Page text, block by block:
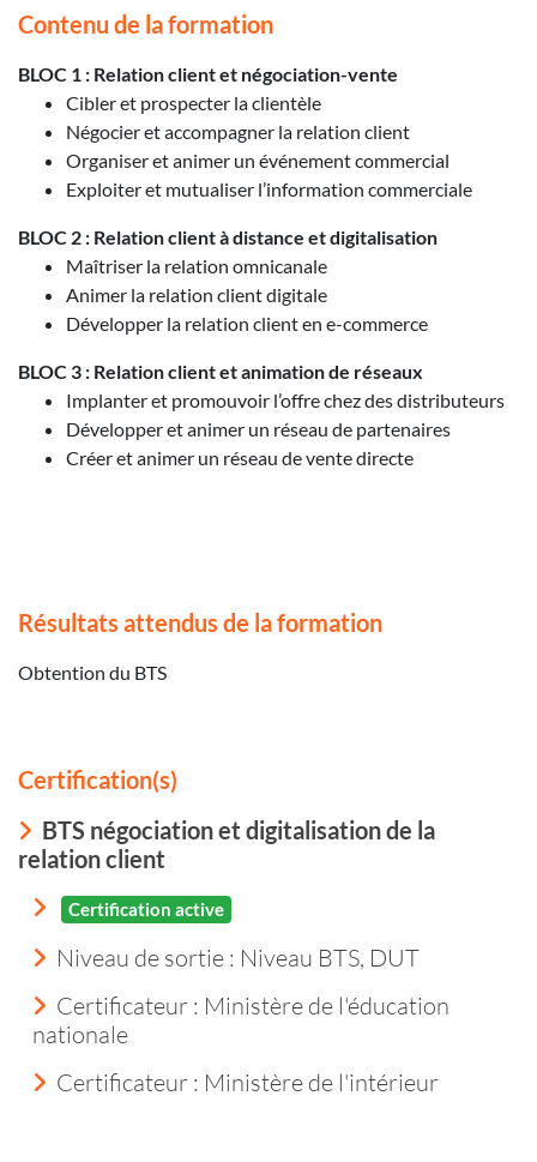
Contenu de la formation
BLOC 1 : Relation client et négociation-vente
Cibler et prospecter la clientèle
Négocier et accompagner la relation client
Organiser et animer un événement commercial
Exploiter et mutualiser l’information commerciale
BLOC 2 : Relation client à distance et digitalisation
Maîtriser la relation omnicanale
Animer la relation client digitale
Développer la relation client en e-commerce
BLOC 3 : Relation client et animation de réseaux
Implanter et promouvoir l’offre chez des distributeurs
Développer et animer un réseau de partenaires
Créer et animer un réseau de vente directe
Résultats attendus de la formation
Obtention du BTS
Certification(s)
BTS négociation et digitalisation de la
relation client
Certification active
Niveau de sortie : Niveau BTS, DUT
Certificateur : Ministère de l'éducation
nationale
Certificateur : Ministère de l'intérieur